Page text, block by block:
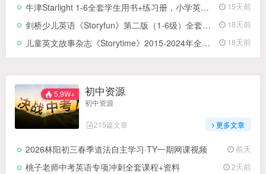
牛津Starlight 1-6全套学生用书+练习册，小学英语教材 15天前
剑桥少儿英语《Storyfun》第二版（1-6级）全套教材 18天前
儿童英文故事杂志《Storytime》2015-2024年全套合集，适合4-9岁 18天前
5.9W+ 初中资源
初中资源
215篇文章 更多文章
2026林阳初三春季道法自主学习·TY一期网课视频 前天
桃子老师中考英语专项冲刺全套课程+资料 2天前